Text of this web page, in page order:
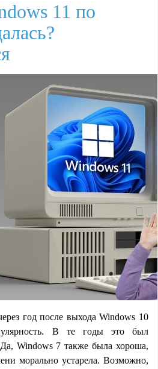
11 по
год после выхода Windows 10
В те годы это был
Windows 7 также была хороша,
морально устарела. Возможно,